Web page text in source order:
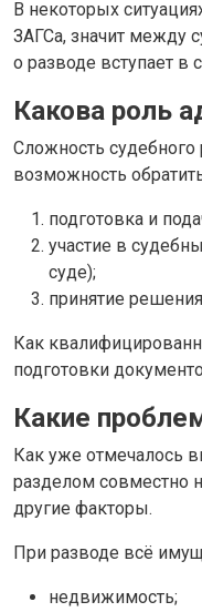
В некоторых
ЗАГСа, значит между
о разводе вступает в
Какова роль
Сложность
возможность
подготовка и
участие в
суде);
принятие
Как
подготовки
Какие
Как уже отмечалось
разделом совместно
другие факторы.
При разводе всё
недвижимость;